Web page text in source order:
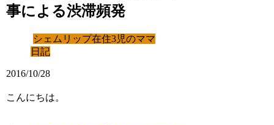
事による渋滞頻発
シェムリップ在住3児のママ
日記
2016/10/28
こんにちは。